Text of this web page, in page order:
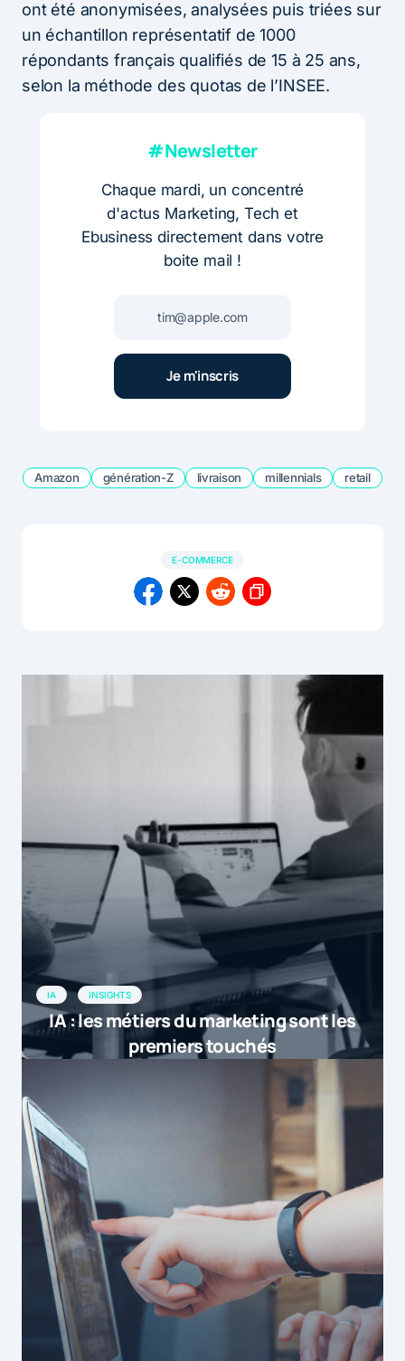
ont été anonymisées, analysées puis triées sur
un échantillon représentatif de 1000
répondants français qualifiés de 15 à 25 ans,
selon la méthode des quotas de l’INSEE.
#Newsletter
Chaque mardi, un concentré
d'actus Marketing, Tech et
Ebusiness directement dans votre
boite mail !
Amazon génération-Z livraison millennials retail
E-COMMERCE
IA INSIGHTS
IA : les métiers du marketing sont les
premiers touchés